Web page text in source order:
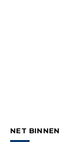
NET BINNEN